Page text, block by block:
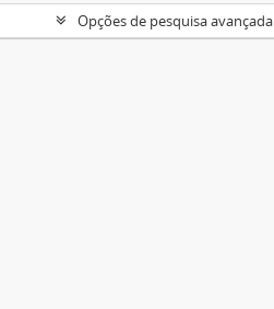
Opções de pesquisa avançada